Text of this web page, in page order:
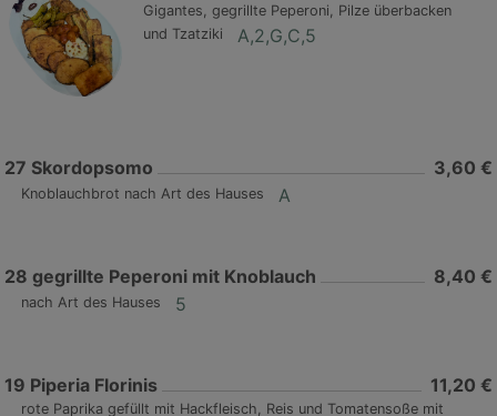
Gigantes, gegrillte Peperoni, Pilze überbacken
und Tzatziki
A,2,G,C,5
27 Skordopsomo 3,60 €
Knoblauchbrot nach Art des Hauses A
28 gegrillte Peperoni mit Knoblauch 8,40 €
nach Art des Hauses 5
19 Piperia Florinis 11,20 €
rote Paprika gefüllt mit Hackfleisch, Reis und Tomatensoße mit